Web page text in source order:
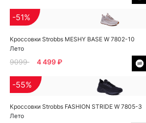
Кроссовки Strobbs MESHY BASE W 7802-10
Лето
-51%
9099 4 499 ₽
Кроссовки Strobbs FASHION STRIDE W 7805-3
Лето
-55%